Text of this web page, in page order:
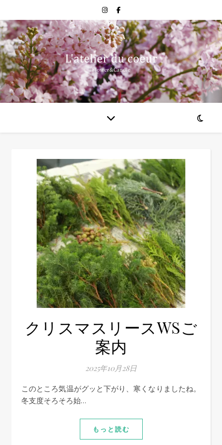
クリスマスリースWSご
案内
2025年10月28日
このところ気温がグッと下がり、寒くなりましたね。
冬支度そろそろ始…
もっと読む